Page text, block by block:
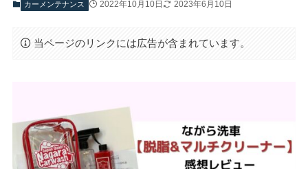
カーメンテナンス 2022年10月10日 2023年6月10日
当ページのリンクには広告が含まれています。